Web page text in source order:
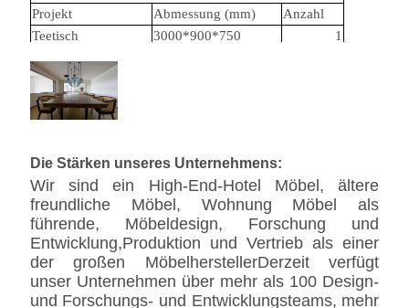
Projekt
Abmessung (mm)
Anzahl
Teetisch
3000*900*750
1
Die Stärken unseres Unternehmens:
Wir sind ein High-End-Hotel Möbel, ältere
freundliche Möbel, Wohnung Möbel als
führende, Möbeldesign, Forschung und
Entwicklung,Produktion und Vertrieb als einer
der großen MöbelherstellerDerzeit verfügt
unser Unternehmen über mehr als 100 Design-
und Forschungs- und Entwicklungsteams, mehr